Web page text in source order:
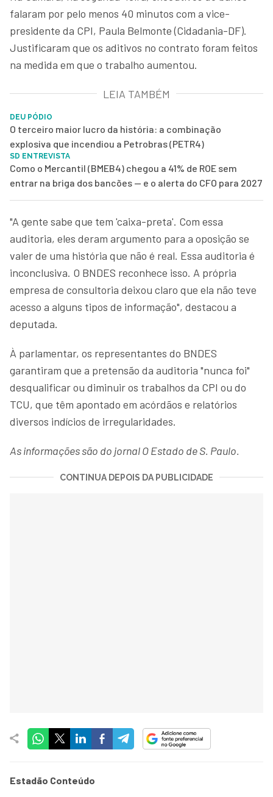
falaram por pelo menos 40 minutos com a vice-
presidente da CPI, Paula Belmonte (Cidadania-DF).
Justificaram que os aditivos no contrato foram feitos
na medida em que o trabalho aumentou.
LEIA TAMBÉM
DEU PÓDIO
O terceiro maior lucro da história: a combinação
explosiva que incendiou a Petrobras (PETR4)
SD ENTREVISTA
Como o Mercantil (BMEB4) chegou a 41% de ROE sem
entrar na briga dos bancões — e o alerta do CFO para 2027
"A gente sabe que tem 'caixa-preta'. Com essa
auditoria, eles deram argumento para a oposição se
valer de uma história que não é real. Essa auditoria é
inconclusiva. O BNDES reconhece isso. A própria
empresa de consultoria deixou claro que ela não teve
acesso a alguns tipos de informação", destacou a
deputada.
À parlamentar, os representantes do BNDES
garantiram que a pretensão da auditoria "nunca foi"
desqualificar ou diminuir os trabalhos da CPI ou do
TCU, que têm apontado em acórdãos e relatórios
diversos indícios de irregularidades.
As informações são do jornal O Estado de S. Paulo.
CONTINUA DEPOIS DA PUBLICIDADE
Estadão Conteúdo